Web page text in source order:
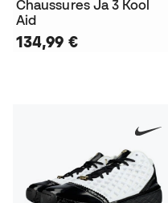
Chaussures Ja 3 Kool
Aid
134,99 €